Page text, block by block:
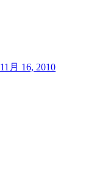
11月 16, 2010